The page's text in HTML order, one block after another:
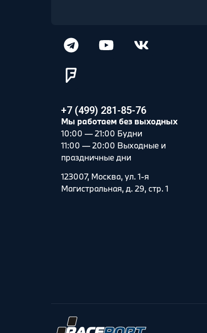
+7 (499) 281-85-76
Мы работаем без выходных
10:00 — 21:00 Будни
11:00 — 20:00 Выходные и
праздничные дни
123007, Москва, ул. 1-я
Магистральная, д. 29, стр. 1